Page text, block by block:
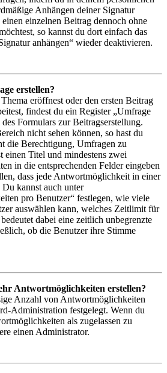
Anhängen deiner Signatur
einzelnen Beitrag dennoch ohne
so kannst du dort einfach das
anhängen“ wieder deaktivieren.
erstellen?
eröffnest oder den ersten Beitrag
findest du ein Register „Umfrage
Formulars zur Beitragserstellung.
nicht sehen können, so hast du
die Berechtigung, Umfragen zu
einen Titel und mindestens zwei
in die entsprechenden Felder eingeben
dass jede Antwortmöglichkeit in einer
kannst auch unter
pro Benutzer“ festlegen, wie viele
auswählen kann, welches Zeitlimit für
dabei eine zeitlich unbegrenzte
ob die Benutzer ihre Stimme
Antwortmöglichkeiten erstellen?
Anzahl von Antwortmöglichkeiten
Administration festgelegt. Wenn du
als zugelassen zu
einen Administrator.